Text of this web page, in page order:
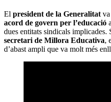
El president de la Generalitat
acord de govern per l’educació
dues entitats sindicals implicades.
secretari de Millora Educativa,
d’abast ampli que va molt més